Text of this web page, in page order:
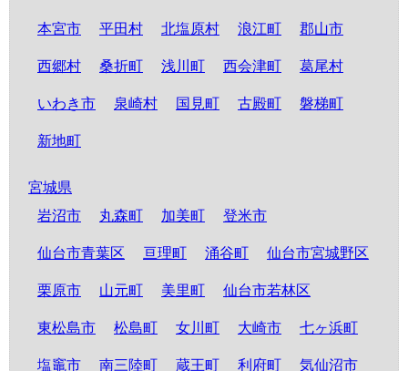
本宮市 平田村 北塩原村 浪江町 郡山市
西郷村 桑折町 浅川町 西会津町 葛尾村
いわき市 泉崎村 国見町 古殿町 磐梯町
新地町
宮城県
岩沼市
丸森町 加美町 登米市
仙台市青葉区 亘理町 涌谷町 仙台市宮城野区
栗原市 山元町 美里町 仙台市若林区
東松島市 松島町 女川町 大崎市 七ヶ浜町
塩竈市 南三陸町 蔵王町 利府町 気仙沼市